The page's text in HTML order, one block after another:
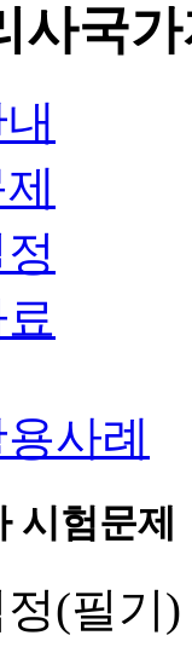
사국가
사례
시험문제
(필기